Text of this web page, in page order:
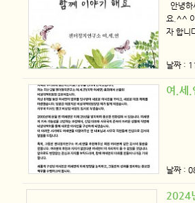
안녕
요.^^ 이
자 합니
날짜 :
여.세.
날짜 :
2024